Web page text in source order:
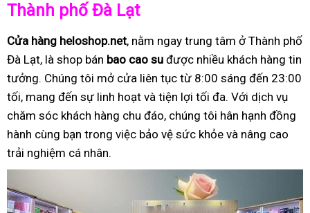
Thành phố Đà Lạt
Cửa hàng heloshop.net, nằm ngay trung tâm ở Thành phố
Đà Lạt, là shop bán bao cao su được nhiều khách hàng tin
tưởng. Chúng tôi mở cửa liên tục từ 8:00 sáng đến 23:00
tối, mang đến sự linh hoạt và tiện lợi tối đa. Với dịch vụ
chăm sóc khách hàng chu đáo, chúng tôi hân hạnh đồng
hành cùng bạn trong việc bảo vệ sức khỏe và nâng cao
trải nghiệm cá nhân.